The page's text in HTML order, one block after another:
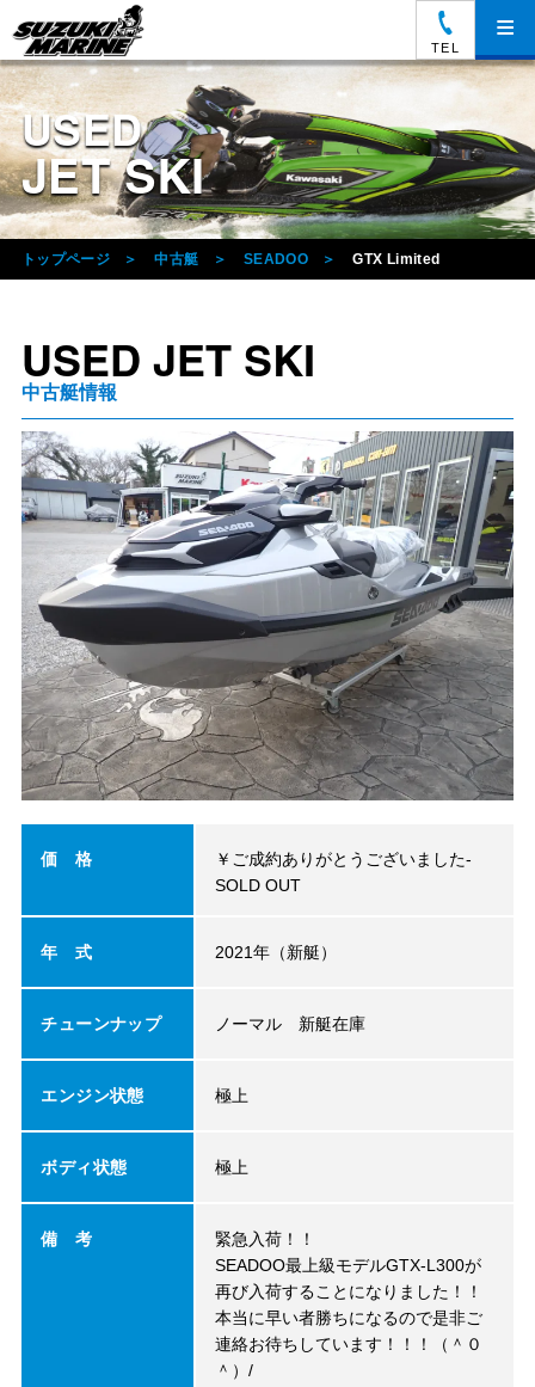
TEL
≡
USED
JET SKI
トップページ 中古艇 SEADOO GTX Limited
USED JET SKI
中古艇情報
価 格
￥ご成約ありがとうございました-
SOLD OUT
年 式 2021年（新艇）
チューンナップ ノーマル 新艇在庫
エンジン状態 極上
ボディ状態 極上
備 考
緊急入荷！！
SEADOO最上級モデルGTX-L300が
再び入荷することになりました！！
本当に早い者勝ちになるので是非ご
連絡お待ちしています！！！（＾０
＾）/